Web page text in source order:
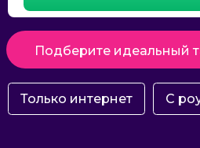
Подберите идеальный
Только интернет С